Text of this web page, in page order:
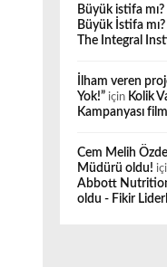
Büyük istifa
Büyük İstifa mı?
The Integral
İlham veren
Yok!”için Kolik
Kampanyası
Cem Melih
Müdürü oldu!
Abbott
oldu - Fikir